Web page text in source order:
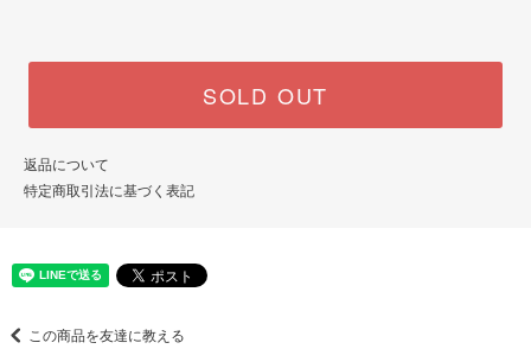
SOLD OUT
返品について
特定商取引法に基づく表記
この商品を友達に教える